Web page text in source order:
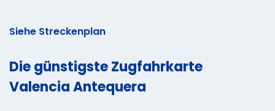
Siehe Streckenplan
Die günstigste Zugfahrkarte
Valencia Antequera